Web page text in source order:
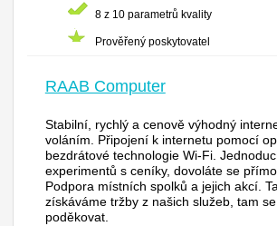
8 z 10 parametrů kvality
Prověřený poskytovatel
RAAB Computer
Stabilní, rychlý a cenově výhodný
voláním. Připojení k internetu pomocí
bezdrátové technologie Wi-Fi.
experimentů s ceníky, dovoláte se
Podpora místních spolků a jejich akcí.
získáváme tržby z našich služeb, tam
poděkovat.